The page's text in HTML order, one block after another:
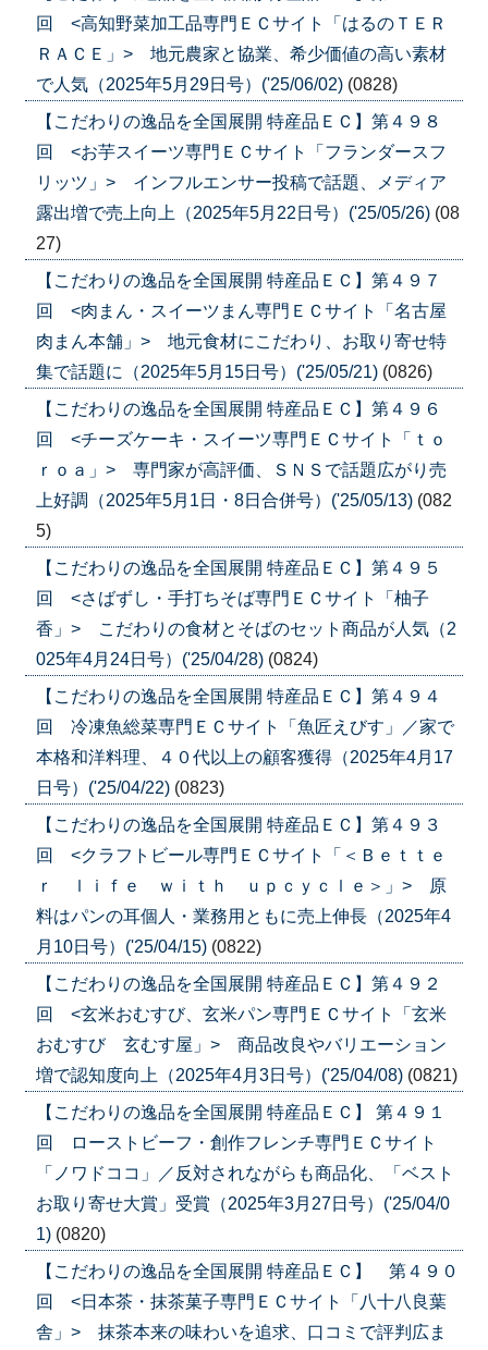
回 <高知野菜加工品専門ＥＣサイト「はるのＴＥＲ
ＲＡＣＥ」> 地元農家と協業、希少価値の高い素材
で人気（2025年5月29日号）('25/06/02) (0828)
【こだわりの逸品を全国展開 特産品ＥＣ】第４９８
回 <お芋スイーツ専門ＥＣサイト「フランダースフ
リッツ」> インフルエンサー投稿で話題、メディア
露出増で売上向上（2025年5月22日号）('25/05/26) (08
27)
【こだわりの逸品を全国展開 特産品ＥＣ】第４９７
回 <肉まん・スイーツまん専門ＥＣサイト「名古屋
肉まん本舗」> 地元食材にこだわり、お取り寄せ特
集で話題に（2025年5月15日号）('25/05/21) (0826)
【こだわりの逸品を全国展開 特産品ＥＣ】第４９６
回 <チーズケーキ・スイーツ専門ＥＣサイト「ｔｏ
ｒｏａ」> 専門家が高評価、ＳＮＳで話題広がり売
上好調（2025年5月1日・8日合併号）('25/05/13) (082
5)
【こだわりの逸品を全国展開 特産品ＥＣ】第４９５
回 <さばずし・手打ちそば専門ＥＣサイト「柚子
香」> こだわりの食材とそばのセット商品が人気（2
025年4月24日号）('25/04/28) (0824)
【こだわりの逸品を全国展開 特産品ＥＣ】第４９４
回 冷凍魚総菜専門ＥＣサイト「魚匠えびす」／家で
本格和洋料理、４０代以上の顧客獲得（2025年4月17
日号）('25/04/22) (0823)
【こだわりの逸品を全国展開 特産品ＥＣ】第４９３
回 <クラフトビール専門ＥＣサイト「＜Ｂｅｔｔｅ
ｒ ｌｉｆｅ ｗｉｔｈ ｕｐｃｙｃｌｅ＞」> 原
料はパンの耳個人・業務用ともに売上伸長（2025年4
月10日号）('25/04/15) (0822)
【こだわりの逸品を全国展開 特産品ＥＣ】第４９２
回 <玄米おむすび、玄米パン専門ＥＣサイト「玄米
おむすび 玄むす屋」> 商品改良やバリエーション
増で認知度向上（2025年4月3日号）('25/04/08) (0821)
【こだわりの逸品を全国展開 特産品ＥＣ】 第４９１
回 ローストビーフ・創作フレンチ専門ＥＣサイト
「ノワドココ」／反対されながらも商品化、「ベスト
お取り寄せ大賞」受賞（2025年3月27日号）('25/04/0
1) (0820)
【こだわりの逸品を全国展開 特産品ＥＣ】 第４９０
回 <日本茶・抹茶菓子専門ＥＣサイト「八十八良葉
舎」> 抹茶本来の味わいを追求、口コミで評判広ま